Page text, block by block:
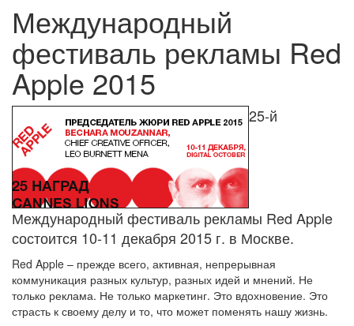
Международный
фестиваль рекламы Red
Apple 2015
25-й
Международный фестиваль рекламы Red Apple
состоится 10-11 декабря 2015 г. в Москве.
Red Apple – прежде всего, активная, непрерывная
коммуникация разных культур, разных идей и мнений. Не
только реклама. Не только маркетинг. Это вдохновение. Это
страсть к своему делу и то, что может поменять нашу жизнь.